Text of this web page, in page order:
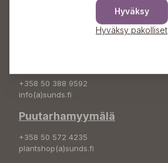
+358 50 388 9592
info(a)sunds.fi
Puutarhamyymälä
+358 50 572 4235
plantshop(a)sunds.fi
Hyväksy
Hyväksy pakolliset